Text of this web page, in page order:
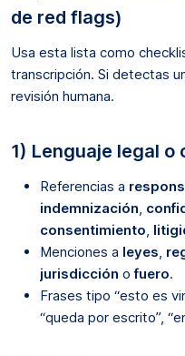
de red flags)
Usa esta lista como
transcripción. Si detectas
revisión humana.
1) Lenguaje legal o
Referencias a
indemnización
consentimiento
Menciones a leyes
jurisdicción ofuero.
Frases tipo “esto es
“queda por escrito”,